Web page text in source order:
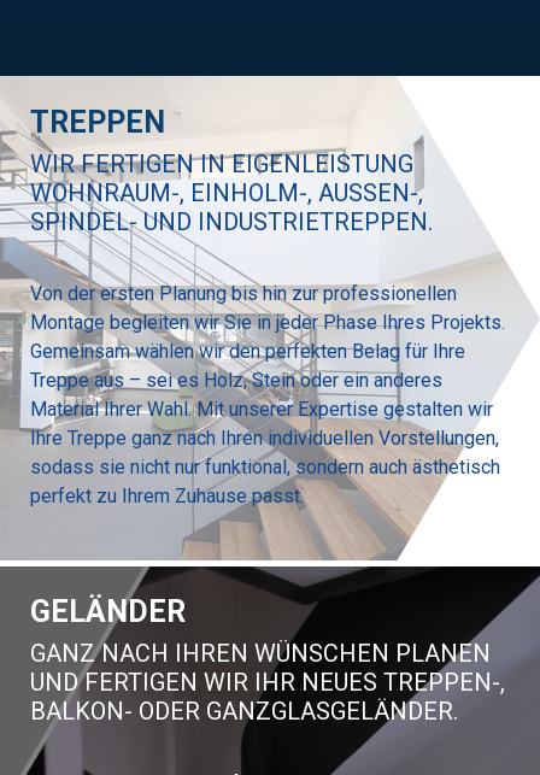
TREPPEN
WIR FERTIGEN IN EIGENLEISTUNG
WOHNRAUM-, EINHOLM-, AUSSEN-, S
PINDEL- UND INDUSTRIETREPPEN.
Von der ersten Planung bis hin zur professionellen
Montage begleiten wir Sie in jeder Phase Ihres Projekts.
Gemeinsam wählen wir den perfekten Belag für Ihre
Treppe aus – sei es Holz, Stein oder ein anderes
Material Ihrer Wahl. Mit unserer Expertise gestalten wir
Ihre Treppe ganz nach Ihren individuellen Vorstellungen,
sodass sie nicht nur funktional, sondern auch ästhetisch
perfekt zu Ihrem Zuhause passt.
GELÄNDER
GANZ NACH IHREN WÜNSCHEN PLANEN
UND FERTIGEN WIR IHR NEUES TREPPEN-,
BALKON- ODER GANZGLASGELÄNDER.